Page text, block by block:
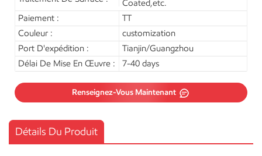
Coated,etc.
Paiement :
TT
Couleur :
customization
Port D'expédition :
Tianjin/Guangzhou
Délai De Mise En Œuvre :
7-40 days
Renseignez-Vous Maintenant
Détails Du Produit